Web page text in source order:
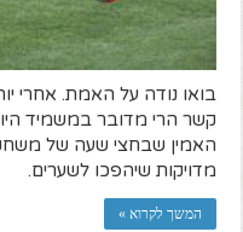
בואו נודה על האמת. אחרי
האמין שבחצי שעה של
מדויקות שיהפכו לשערים.
המשך לקרוא »